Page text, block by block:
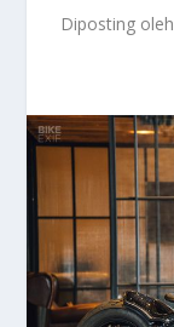
Diposting oleh